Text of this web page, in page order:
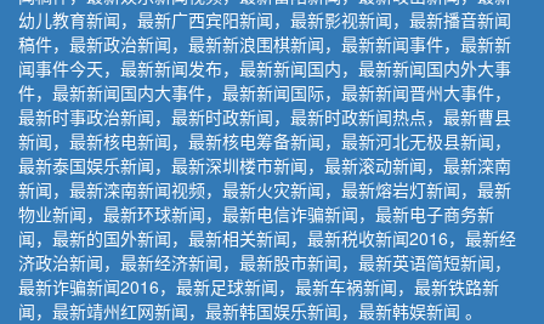
幼儿教育新闻，最新广西宾阳新闻，最新影视新闻，最新播音新闻
稿件，最新政治新闻，最新新浪围棋新闻，最新新闻事件，最新新
闻事件今天，最新新闻发布，最新新闻国内，最新新闻国内外大事
件，最新新闻国内大事件，最新新闻国际，最新新闻晋州大事件，
最新时事政治新闻，最新时政新闻，最新时政新闻热点，最新曹县
新闻，最新核电新闻，最新核电筹备新闻，最新河北无极县新闻，
最新泰国娱乐新闻，最新深圳楼市新闻，最新滚动新闻，最新滦南
新闻，最新滦南新闻视频，最新火灾新闻，最新熔岩灯新闻，最新
物业新闻，最新环球新闻，最新电信诈骗新闻，最新电子商务新
闻，最新的国外新闻，最新相关新闻，最新税收新闻2016，最新经
济政治新闻，最新经济新闻，最新股市新闻，最新英语简短新闻，
最新诈骗新闻2016，最新足球新闻，最新车祸新闻，最新铁路新
闻，最新靖州红网新闻，最新韩国娱乐新闻，最新韩娱新闻 。